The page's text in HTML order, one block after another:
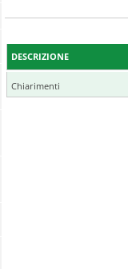
DESCRIZIONE
Chiarimenti